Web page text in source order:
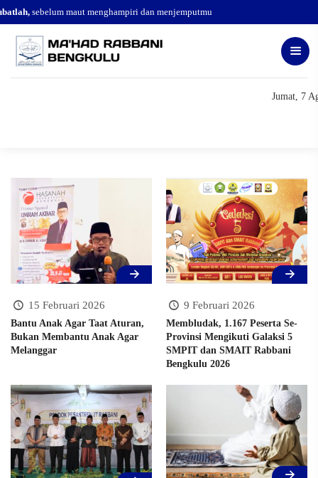
sebelum maut menghampiri dan menjemputmu
Jumat, 7
15 Februari 2026
Bantu Anak Agar Taat Aturan,
Bukan Membantu Anak Agar
Melanggar
9 Februari 2026
Membludak, 1.167 Peserta Se-
Provinsi Mengikuti Galaksi 5
SMPIT dan SMAIT Rabbani
Bengkulu 2026